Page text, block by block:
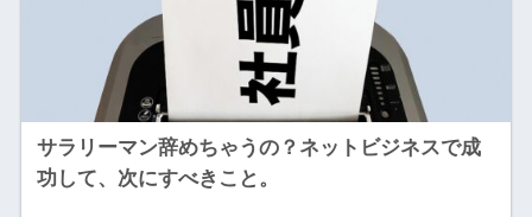
サラリーマン辞めちゃうの？ネットビジネスで成
功して、次にすべきこと。